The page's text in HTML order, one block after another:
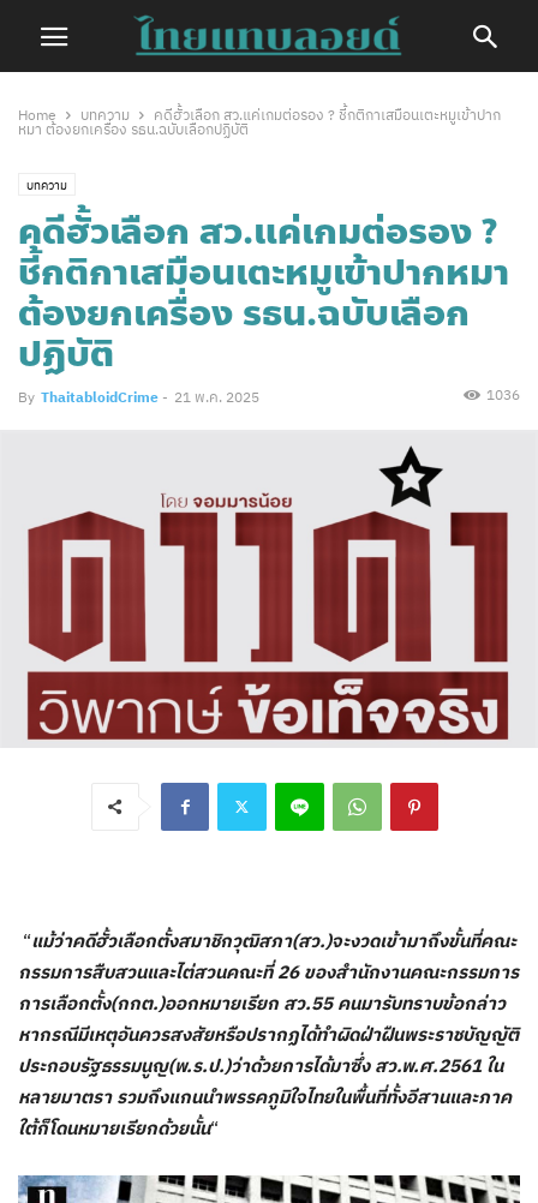
Home บทความ
คดีฮั้วเลือก สว.แค่เกมต่อรอง ? ชี้กติกาเสมือนเตะหมูเข้าปาก
หมา ต้องยกเครื่อง รธน.ฉบับเลือกปฏิบัติ
บทความ
คดีฮั้วเลือก สว.แค่เกมต่อรอง ?
ชี้กติกาเสมือนเตะหมูเข้าปากหมา
ต้องยกเครื่อง รธน.ฉบับเลือก
ปฏิบัติ
By ThaitabloidCrime - 21 พ.ค. 2025 1036
“แม้ว่าคดีฮั้วเลือกตั้งสมาชิกวุฒิสภา(สว.)จะงวดเข้ามาถึงขั้นที่คณะ
กรรมการสืบสวนและไต่สวนคณะที่ 26 ของสำนักงานคณะกรรมการ
การเลือกตั้ง(กกต.)ออกหมายเรียก สว.55 คนมารับทราบข้อกล่าว
หากรณีมีเหตุอันควรสงสัยหรือปรากฏได้ทำผิดฝ่าฝืนพระราชบัญญัติ
ประกอบรัฐธรรมนูญ(พ.ร.ป.)ว่าด้วยการได้มาซึ่ง สว.พ.ศ.2561 ใน
หลายมาตรา รวมถึงแกนนำพรรคภูมิใจไทยในพื้นที่ทั้งอีสานและภาค
ใต้ก็โดนหมายเรียกด้วยนั้น“